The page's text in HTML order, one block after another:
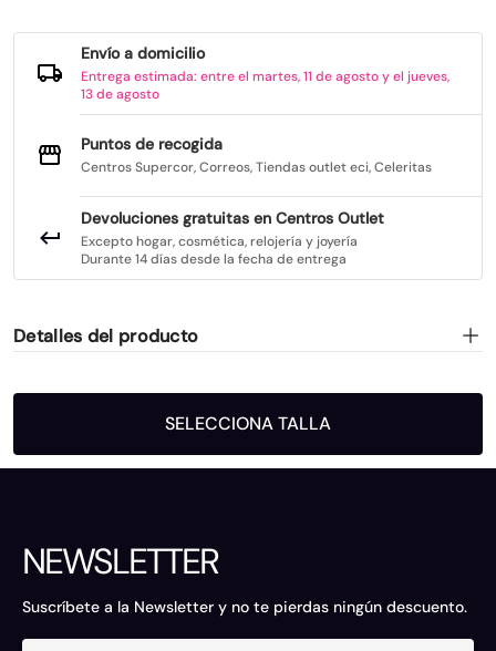
Envío a domicilio
Entrega estimada: entre el martes, 11 de agosto y el jueves,
13 de agosto
Puntos de recogida
Centros Supercor, Correos, Tiendas outlet eci, Celeritas
Devoluciones gratuitas en Centros Outlet
Excepto hogar, cosmética, relojería y joyería
Durante 14 días desde la fecha de entrega
Detalles del producto
SELECCIONA TALLA
NEWSLETTER
Suscríbete a la Newsletter y no te pierdas ningún descuento.